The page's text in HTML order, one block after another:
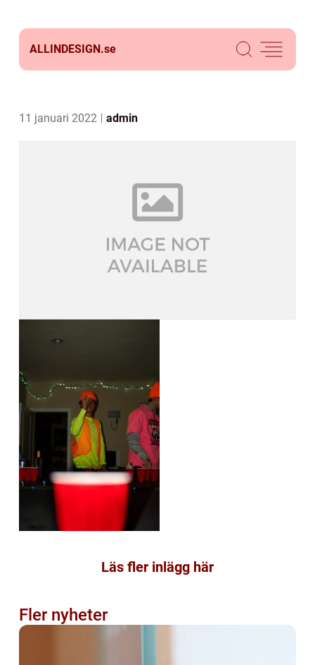
ALLINDESIGN.se
11 januari 2022 admin
Läs fler inlägg här
Fler nyheter